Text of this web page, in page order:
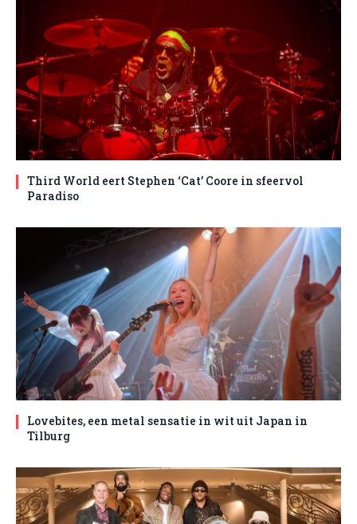
Third World eert Stephen ‘Cat’ Coore in sfeervol
Paradiso
Lovebites, een metal sensatie in wit uit Japan in
Tilburg